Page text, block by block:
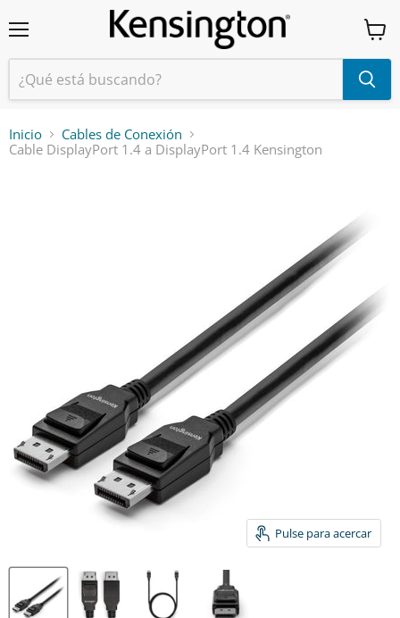
Ver
Inicio
Cables de Conexión
Cable DisplayPort 1.4 a DisplayPort 1.4 Kensington
Pulse para acercar